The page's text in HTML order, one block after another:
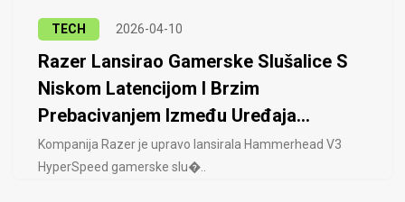
TECH 2026-04-10
Razer Lansirao Gamerske Slušalice S
Niskom Latencijom I Brzim
Prebacivanjem Između Uređaja...
Kompanija Razer je upravo lansirala Hammerhead V3
HyperSpeed ​​gamerske slu�..